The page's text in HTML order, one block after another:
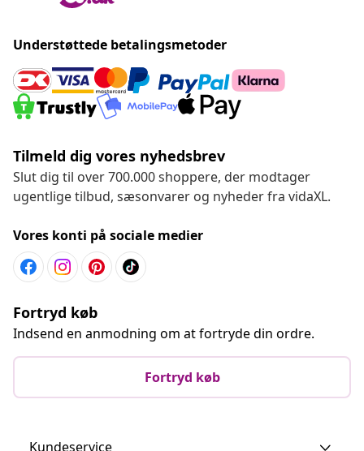
Understøttede betalingsmetoder
Tilmeld dig vores nyhedsbrev
Slut dig til over 700.000 shoppere, der modtager
ugentlige tilbud, sæsonvarer og nyheder fra vidaXL.
Vores konti på sociale medier
Fortryd køb
Indsend en anmodning om at fortryde din ordre.
Fortryd køb
Kundeservice